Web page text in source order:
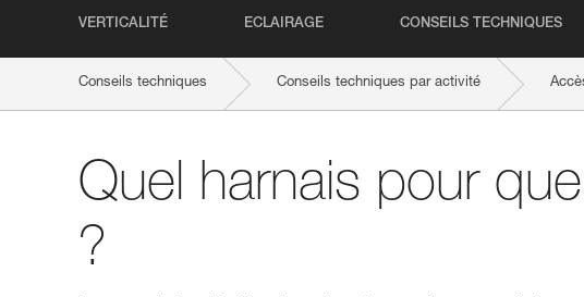
VERTICALITÉ ECLAIRAGE CONSEILS TECHNIQUES
Conseils techniques Conseils techniques par activité
Quel harnais pour
?